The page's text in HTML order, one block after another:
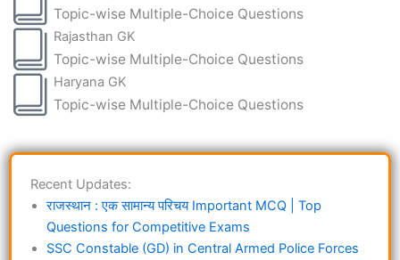
Topic-wise Multiple-Choice Questions
Rajasthan GK
Topic-wise Multiple-Choice Questions
Haryana GK
Topic-wise Multiple-Choice Questions
Recent Updates:
राजस्थान : एक सामान्य परिचय Important MCQ | Top
Questions for Competitive Exams
SSC Constable (GD) in Central Armed Police Forces